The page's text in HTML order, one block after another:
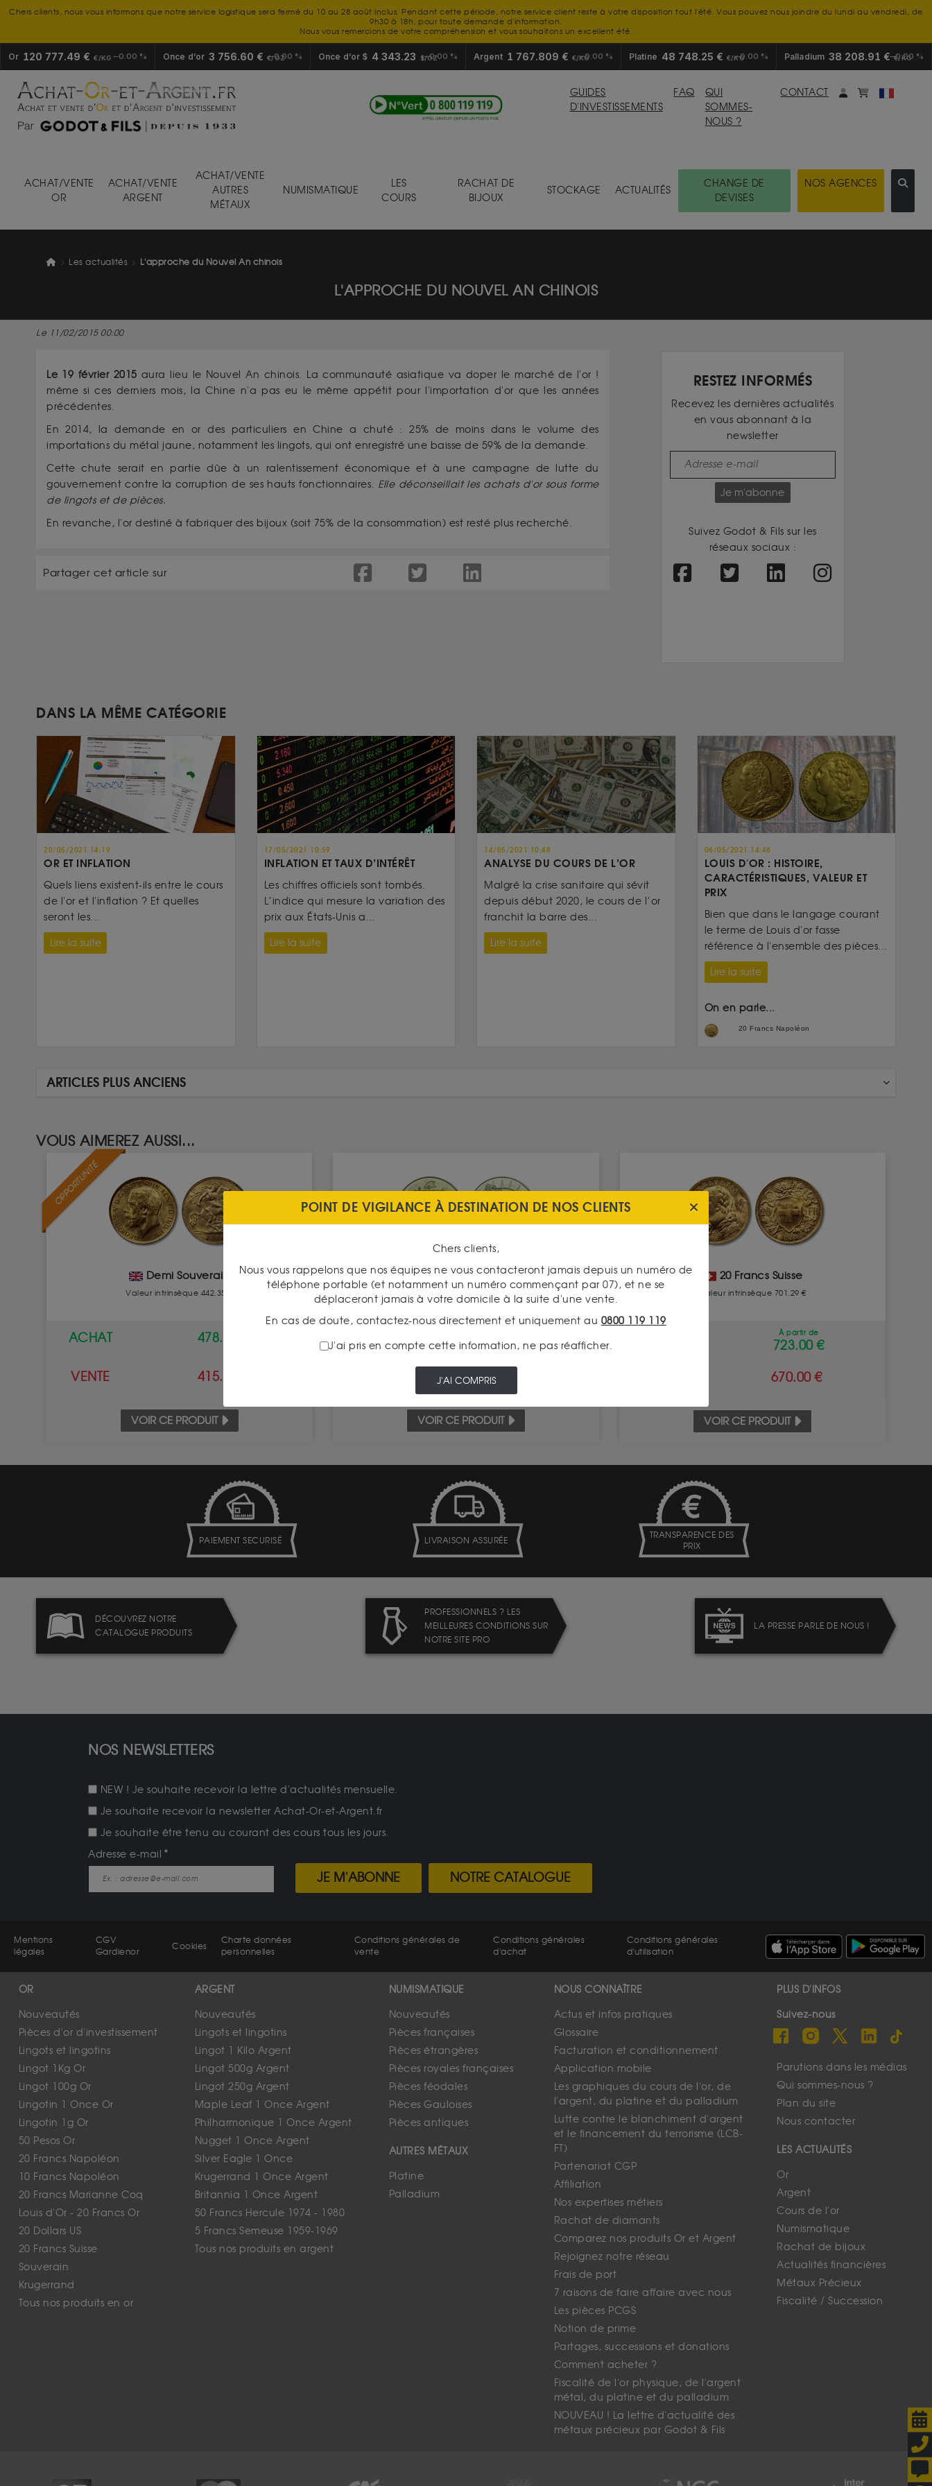
Chers clients, nous vous informons que notre service logistique sera fermé du 10 au 28 août inclus. Pendant cette période, notre service client reste à votre disposition tout l'été. Vous pouvez nous joindre du lundi au vendredi, de
9h30 à 18h, pour toute demande d'information.
Nous vous remercions de votre compréhension et vous souhaitons un excellent été.
Or 120 777.49 € €/KG 0.00 % Once d’or 3 756.60 € €/OZ
0.00 % Once d’or $ 4 343.23 $/OZ0.00 % Argent 1 767.809 € €/KG0.00 % Platine 48 748.25 € €/KG0.00 % Palladium 38 208.91 €€/KG
0.00 %
GUIDES
D'INVESTISSEMENTS
FAQ
QUI
SOMMES-
NOUS ?
CONTACT Mon compte
monpanier
ACHAT/VENTE
OR
ACHAT/VENTE
ARGENT
ACHAT/VENTE
AUTRES
MÉTAUX
NUMISMATIQUE
LES
COURS
RACHAT DE
BIJOUX
STOCKAGE ACTUALITÉS
CHANGE DE
DEVISES
NOS AGENCES
Les actualités L'approche du Nouvel An chinois
L'APPROCHE DU NOUVEL AN CHINOIS
Le 11/02/2015 00:00
Le 19 février 2015 aura lieu le Nouvel An chinois. La communauté asiatique va doper le marché de l'or !
même si ces derniers mois, la Chine n'a pas eu le même appétit pour l'importation d'or que les années
précédentes.
En 2014, la demande en or des particuliers en Chine a chuté : 25% de moins dans le volume des
importations du métal jaune, notamment les lingots, qui ont enregistré une baisse de 59% de la demande.
Cette chute serait en partie dûe à un ralentissement économique et à une campagne de lutte du
gouvernement contre la corruption de ses hauts fonctionnaires. Elle déconseillait les achats d'or sous forme
de lingots et de pièces.
En revanche, l'or destiné à fabriquer des bijoux (soit 75% de la consommation) est resté plus recherché.
Partager cet article sur
RESTEZ INFORMÉS
Recevez les dernières actualités
en vous abonnant à la
newsletter
Je m'abonne
Suivez Godot & Fils sur les
réseaux sociaux :
DANS LA MÊME CATÉGORIE
20/05/2021 14:19
OR ET INFLATION
Quels liens existent-ils entre le cours
de l'or et l'inflation ? Et quelles
seront les...
Lire la suite
17/05/2021 10:59
INFLATION ET TAUX D’INTÉRÊT
Les chiffres officiels sont tombés.
L’indice qui mesure la variation des
prix aux États-Unis a...
Lire la suite
14/05/2021 10:48
ANALYSE DU COURS DE L’OR
Malgré la crise sanitaire qui sévit
depuis début 2020, le cours de l’or
franchit la barre des...
Lire la suite
06/05/2021 14:48
LOUIS D'OR : HISTOIRE,
CARACTÉRISTIQUES, VALEUR ET
PRIX
Bien que dans le langage courant
le terme de Louis d'or fasse
référence à l'ensemble des pièces...
Lire la suite
On en parle...
20 Francs Napoléon
ARTICLES PLUS ANCIENS
VOUS AIMEREZ AUSSI...
OPPORTUNITÉ
Demi Souverain
Valeur intrinsèque 442.35 €
ACHAT 478.00 €
VENTE 415.00 €
VOIR CE PRODUIT
100 Francs Argent 1982 - 2002
28.20 €
20.20 €
VOIR CE PRODUIT
20 Francs Suisse
Valeur intrinsèque 701.29 €
À partir de
723.00 €
670.00 €
VOIR CE PRODUIT
PAIEMENT SECURISÉ LIVRAISON ASSURÉE
TRANSPARENCE DES
PRIX
DÉCOUVREZ NOTRE
CATALOGUE PRODUITS
PROFESSIONNELS ? LES
MEILLEURES CONDITIONS SUR
NOTRE SITE PRO
LA PRESSE PARLE DE NOUS !
NOS NEWSLETTERS
NEW ! Je souhaite recevoir la lettre d'actualités mensuelle.
Je souhaite recevoir la newsletter Achat-Or-et-Argent.fr
Je souhaite être tenu au courant des cours tous les jours.
Adresse e-mail
JE M'ABONNE NOTRE CATALOGUE
Mentions
légales
CGV
Gardienor
Cookies
Charte données
personnelles
Conditions générales de
vente
Conditions générales
d'achat
Conditions générales
d'utilisation
OR
Nouveautés
Pièces d'or d'investissement
Lingots et lingotins
Lingot 1Kg Or
Lingot 100g Or
Lingotin 1 Once Or
Lingotin 1g Or
50 Pesos Or
20 Francs Napoléon
10 Francs Napoléon
20 Francs Marianne Coq
Louis d'Or - 20 Francs Or
20 Dollars US
20 Francs Suisse
Souverain
Krugerrand
Tous nos produits en or
ARGENT
Nouveautés
Lingots et lingotins
Lingot 1 Kilo Argent
Lingot 500g Argent
Lingot 250g Argent
Maple Leaf 1 Once Argent
Philharmonique 1 Once Argent
Nugget 1 Once Argent
Silver Eagle 1 Once
Krugerrand 1 Once Argent
Britannia 1 Once Argent
50 Francs Hercule 1974 - 1980
5 Francs Semeuse 1959-1969
Tous nos produits en argent
NUMISMATIQUE
Nouveautés
Pièces françaises
Pièces étrangères
Pièces royales françaises
Pièces féodales
Pièces Gauloises
Pièces antiques
AUTRES MÉTAUX
Platine
Palladium
NOUS CONNAÎTRE
Actus et infos pratiques
Glossaire
Facturation et conditionnement
Application mobile
Les graphiques du cours de l'or, de
l'argent, du platine et du palladium
Lutte contre le blanchiment d'argent
et le financement du terrorisme (LCB-
FT)
Partenariat CGP
Affiliation
Nos expertises métiers
Rachat de diamants
Comparez nos produits Or et Argent
Rejoignez notre réseau
Frais de port
7 raisons de faire affaire avec nous
Les pièces PCGS
Notion de prime
Partages, successions et donations
Comment acheter ?
Fiscalité de l'or physique, de l'argent
métal, du platine et du palladium
NOUVEAU ! La lettre d'actualité des
métaux précieux par Godot & Fils
PLUS D'INFOS
Suivez-nous
Parutions dans les médias
Qui sommes-nous ?
Plan du site
Nous contacter
LES ACTUALITÉS
Or
Argent
Cours de l'or
Numismatique
Rachat de bijoux
Actualités financières
Métaux Précieux
Fiscalité / Succession
POINT DE VIGILANCE À DESTINATION DE NOS CLIENTS
Chers clients,
Nous vous rappelons que nos équipes ne vous contacteront jamais depuis un numéro de
téléphone portable (et notamment un numéro commençant par 07), et ne se
déplaceront jamais à votre domicile à la suite d'une vente.
En cas de doute, contactez-nous directement et uniquement au 0800 119 119
J'ai pris en compte cette information, ne pas réafficher.
J'AI COMPRIS